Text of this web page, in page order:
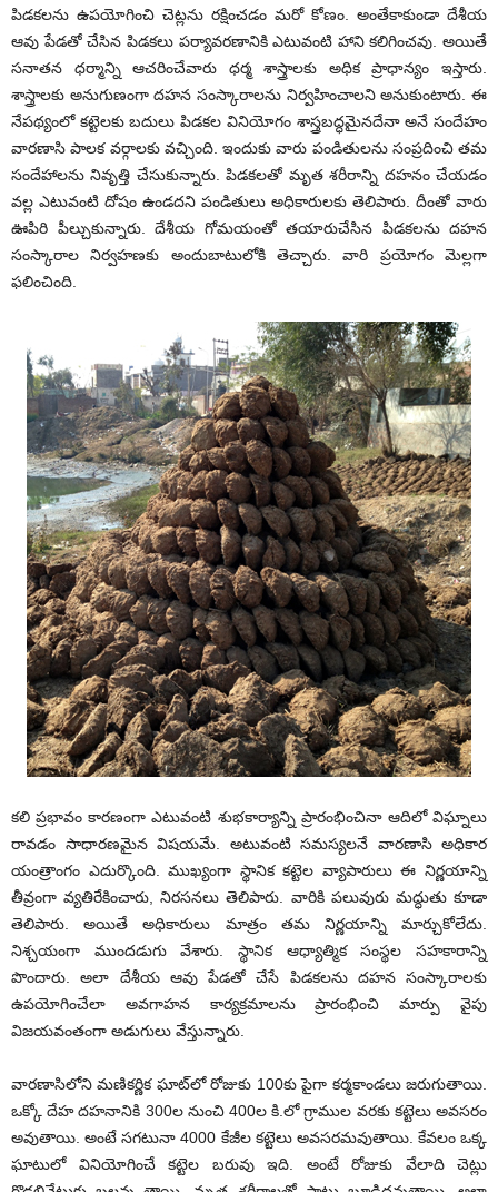
పిడకలను ఉపయోగించి చెట్లను రక్షించడం మరో కోణం. అంతేకాకుండా దేశీయ
ఆవు పేడతో చేసిన పిడకలు పర్యావరణానికి ఎటువంటి హాని కలిగించవు. అయితే
సనాతన ధర్మాన్ని ఆచరించేవారు ధర్మ శాస్త్రాలకు అధిక ప్రాధాన్యం ఇస్తారు.
శాస్త్రాలకు అనుగుణంగా దహన సంస్కారాలను నిర్వహించాలని అనుకుంటారు. ఈ
నేపథ్యంలో కట్టెలకు బదులు పిడకల వినియోగం శాస్త్రబద్ధమైనదేనా అనే సందేహం
వారణాసి పాలక వర్గాలకు వచ్చింది. ఇందుకు వారు పండితులను సంప్రదించి తమ
సందేహాలను నివృత్తి చేసుకున్నారు. పిడకలతో మృత శరీరాన్ని దహనం చేయడం
వల్ల ఎటువంటి దోషం ఉండదని పండితులు అధికారులకు తెలిపారు. దీంతో వారు
ఊపిరి పీల్చుకున్నారు. దేశీయ గోమయంతో తయారుచేసిన పిడకలను దహన
సంస్కారాల నిర్వహణకు అందుబాటులోకి తెచ్చారు. వారి ప్రయోగం మెల్లగా
ఫలించింది.
కలి ప్రభావం కారణంగా ఎటువంటి శుభకార్యాన్ని ప్రారంభించినా ఆదిలో విఘ్నాలు
రావడం సాధారణమైన విషయమే. అటువంటి సమస్యలనే వారణాసి అధికార
యంత్రాంగం ఎదుర్కొంది. ముఖ్యంగా స్థానిక కట్టెల వ్యాపారులు ఈ నిర్ణయాన్ని
తీవ్రంగా వ్యతిరేకించారు, నిరసనలు తెలిపారు. వారికి పలువురు మద్ధుతు కూడా
తెలిపారు. అయితే అధికారులు మాత్రం తమ నిర్ణయాన్ని మార్చుకోలేదు.
నిశ్చయంగా ముందడుగు వేశారు. స్థానిక ఆధ్యాత్మిక సంస్థల సహకారాన్ని
పొందారు. అలా దేశీయ ఆవు పేడతో చేసే పిడకలను దహన సంస్కారాలకు
ఉపయోగించేలా అవగాహన కార్యక్రమాలను ప్రారంభించి మార్పు వైపు
విజయవంతంగా అడుగులు వేస్తున్నారు.
వారణాసిలోని మణికర్ణిక ఘాట్‌లో రోజుకు 100కు పైగా కర్మకాండలు జరుగుతాయి.
ఒక్కో దేహ దహనానికి 300ల నుంచి 400ల కి.లో గ్రాముల వరకు కట్టెలు అవసరం
అవుతాయి. అంటే సగటునా 4000 కేజీల కట్టెలు అవసరమవుతాయి. కేవలం ఒక్క
ఘాటులో వినియోగించే కట్టెల బరువు ఇది. అంటే రోజుకు వేలాది చెట్లు